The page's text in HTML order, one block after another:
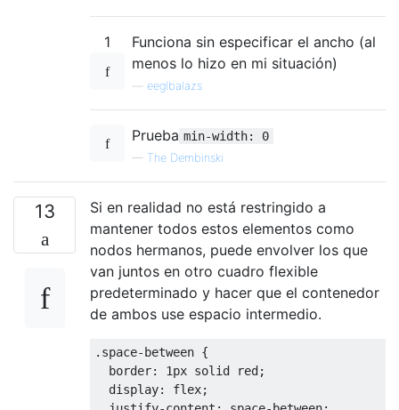
1
Funciona sin especificar el ancho (al
menos lo hizo en mi situación)
eeglbalazs
Prueba min-width: 0
— The Dembinski
13
Si en realidad no está restringido a
mantener todos estos elementos como
nodos hermanos, puede envolver los que
van juntos en otro cuadro flexible
predeterminado y hacer que el contenedor
de ambos use espacio intermedio.
. space-between {
border: 1px solid red;
display: flex;